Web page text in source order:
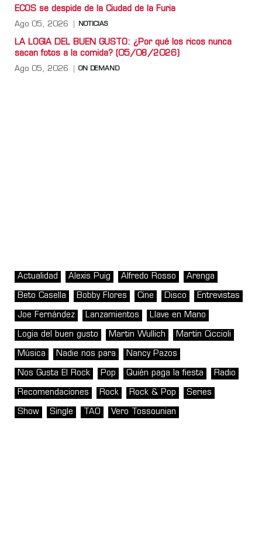
ECOS se despide de la Ciudad de la Furia
Ago 05, 2026 NOTICIAS
LA LOGIA DEL BUEN GUSTO: ¿Por qué los ricos nunca
sacan fotos a la comida? (05/08/2026)
Ago 05, 2026 ON DEMAND
Actualidad Alexis Puig Alfredo Rosso Arenga
Beto Casella Bobby Flores Cine Disco Entrevistas
Joe Fernández Lanzamientos Llave en Mano
Logia del buen gusto Martin Wullich Martín Ciccioli
Música Nadie nos para Nancy Pazos
Nos Gusta El Rock Pop Quién paga la fiesta Radio
Recomendaciones Rock Rock & Pop Series
Show Single TAO Vero Tossounian